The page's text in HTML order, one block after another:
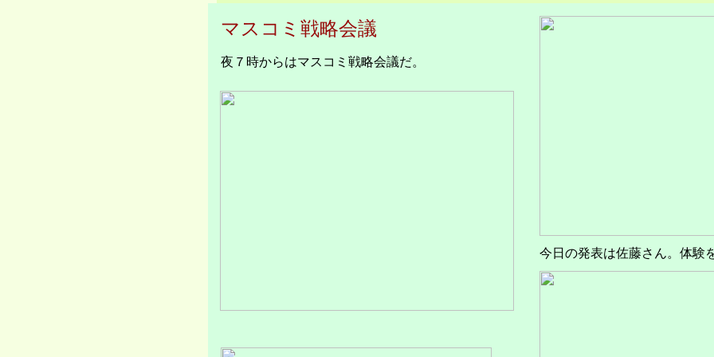
マスコミ戦略会議
夜７時からはマスコミ戦略会議だ。
今日の発表は佐藤さん。体験